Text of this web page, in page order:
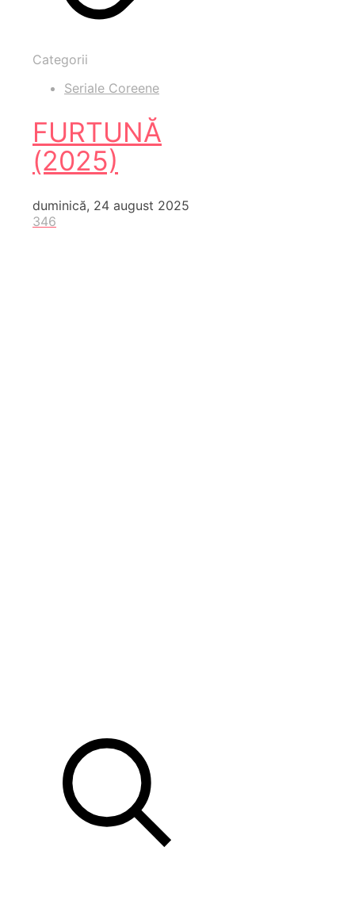
Categorii
Seriale Coreene
FURTUNĂ
(2025)
duminică, 24 august 2025
346